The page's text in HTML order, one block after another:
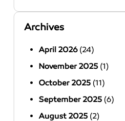
Archives
April 2026 (24)
November 2025 (1)
October 2025 (11)
September 2025 (6)
August 2025 (2)